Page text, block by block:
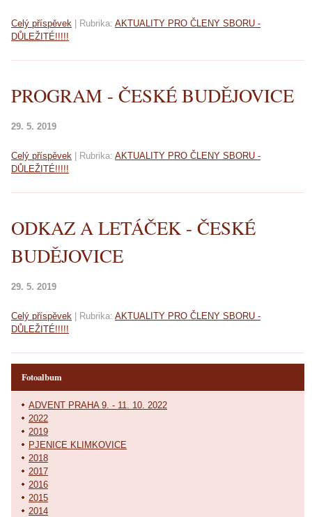
Celý příspěvek | Rubrika: AKTUALITY PRO ČLENY SBORU -
DŮLEŽITÉ!!!!!
PROGRAM - ČESKÉ BUDĚJOVICE
29. 5. 2019
Celý příspěvek | Rubrika: AKTUALITY PRO ČLENY SBORU -
DŮLEŽITÉ!!!!!
ODKAZ A LETÁČEK - ČESKÉ
BUDĚJOVICE
29. 5. 2019
Celý příspěvek | Rubrika: AKTUALITY PRO ČLENY SBORU -
DŮLEŽITÉ!!!!!
Fotoalbum
ADVENT PRAHA 9. - 11. 10. 2022
2022
2019
PJENICE KLIMKOVICE
2018
2017
2016
2015
2014